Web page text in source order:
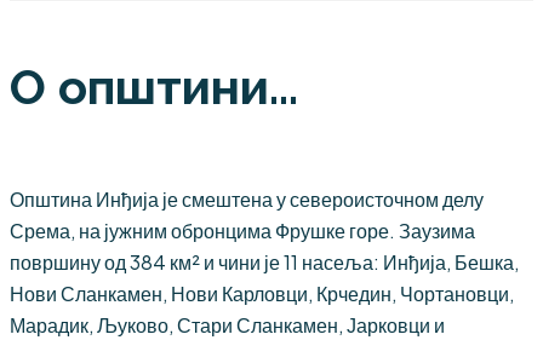
О општини...
Општина Инђија је смештена у североисточном делу
Срема, на јужним обронцима Фрушке горе. Заузима
површину од 384 км² и чини је 11 насеља: Инђија, Бешка,
Нови Сланкамен, Нови Карловци, Крчедин, Чортановци,
Марадик, Љуково, Стари Сланкамен, Јарковци и